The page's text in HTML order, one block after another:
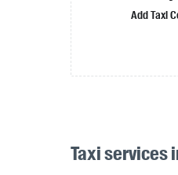
Add Taxi
Taxi services